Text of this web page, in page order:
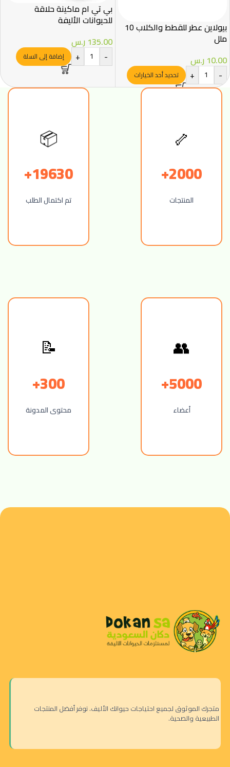
بيولاين عطر للقطط والكلاب 10
ملل
10.00 ر.س
-
+ تحديد أحد الخيارات
بي تي ام ماكينة حلاقة
للحيوانات الأليفة
135.00 ر.س
-
+ إضافة إلى السلة
🦴
2000+
المنتجات
📦
19630+
تم اكتمال الطلب
👥
5000+
أعضاء
📝
300+
محتوى المدونة
متجرك الموثوق لجميع احتياجات حيوانك الأليف. نوفر أفضل المنتجات
الطبيعية والصحية.